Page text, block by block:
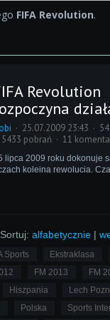
FIFA Revolution.
Revolution
25.07.2009 23:43
5433 pobrań
11
lipca 2009 roku dokonuje
kolejna rewolucja.
Sortuj: alfabetycznie |
Sports
Ekstraklasa
FM 2013
FM
Hiszpania
Lech
Polska
Sports